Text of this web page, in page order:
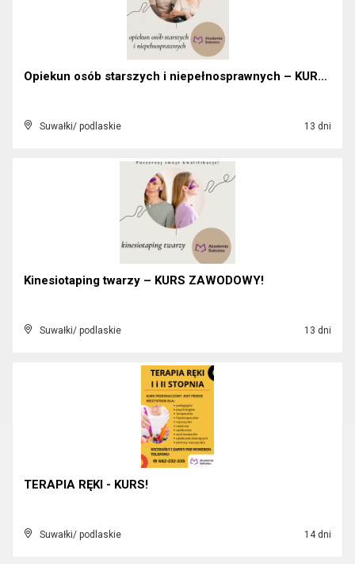
Opiekun osób starszych i niepełnosprawnych – KURS!...
Suwałki/ podlaskie 13 dni
Kinesiotaping twarzy – KURS ZAWODOWY!
Suwałki/ podlaskie 13 dni
TERAPIA RĘKI - KURS!
Suwałki/ podlaskie 14 dni